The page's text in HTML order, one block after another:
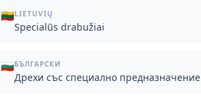
🇱🇹LIETUVIŲ
Specialūs drabužiai
🇧🇬БЪЛГАРСКИ
Дрехи със специално предназначение